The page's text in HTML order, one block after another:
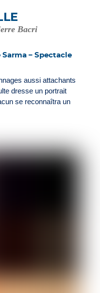
Bacri
Sarma – Spectacle
aussi attachants
dresse un portrait
se reconnaîtra un